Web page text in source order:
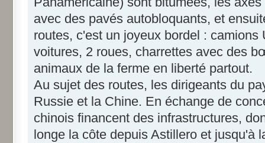
avec des pavés autobloquants, et
routes, c'est un joyeux bordel : camions
voitures, 2 roues, charrettes avec des
animaux de la ferme en liberté partout.
Au sujet des routes, les dirigeants du
Russie et la Chine. En échange de
chinois financent des infrastructures,
longe la côte depuis Astillero et jusqu'à